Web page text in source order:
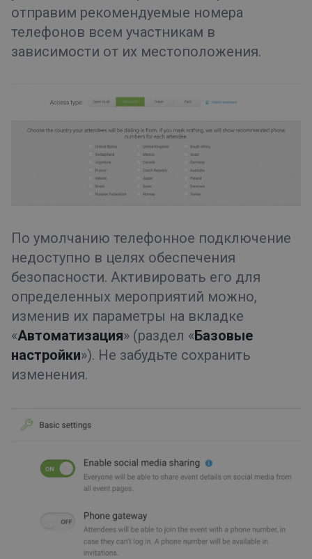
отправим рекомендуемые номера
телефонов всем участникам в
зависимости от их местоположения.
По умолчанию телефонное подключение
недоступно в целях обеспечения
безопасности. Активировать его для
определенных мероприятий можно,
изменив их параметры на вкладке
«Автоматизация» (раздел «Базовые
настройки»). Не забудьте сохранить
изменения.